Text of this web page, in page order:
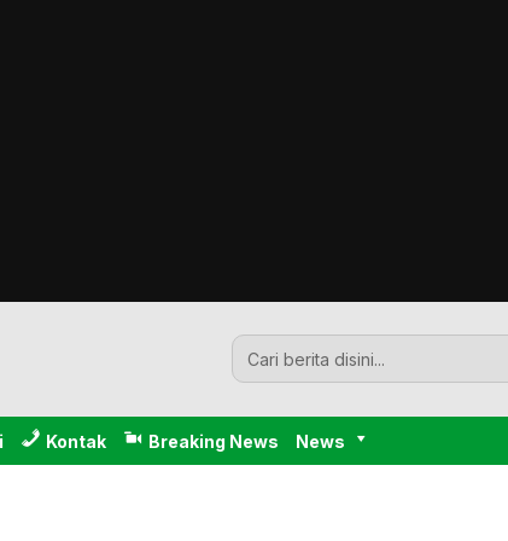
Kontak Breaking News News